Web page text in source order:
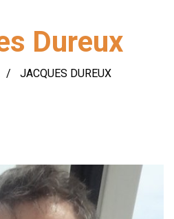
Dureux
JACQUES DUREUX